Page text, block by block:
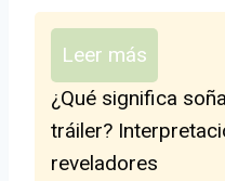
Leer más
¿Qué significa
tráiler?
reveladores